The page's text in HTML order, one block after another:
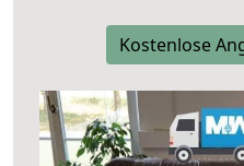
Kostenlose